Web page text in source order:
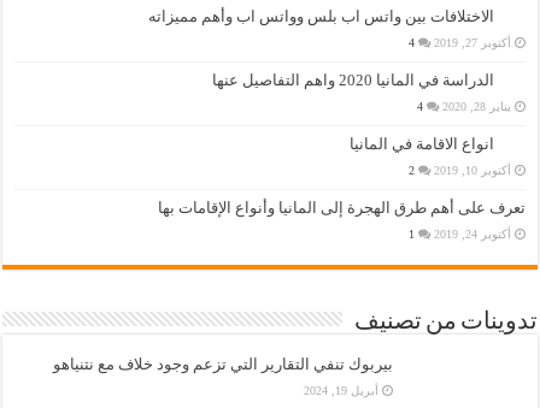
الاختلافات بين واتس اب بلس وواتس اب وأهم مميزاته
أكتوبر 27, 2019 4
الدراسة في المانيا 2020 واهم التفاصيل عنها
يناير 28, 2020 4
انواع الاقامة في المانيا
أكتوبر 10, 2019 2
تعرف على أهم طرق الهجرة إلى المانيا وأنواع الإقامات بها
أكتوبر 24, 2019 1
تدوينات من تصنيف
بيربوك تنفي التقارير التي تزعم وجود خلاف مع نتنياهو
أبريل 19, 2024